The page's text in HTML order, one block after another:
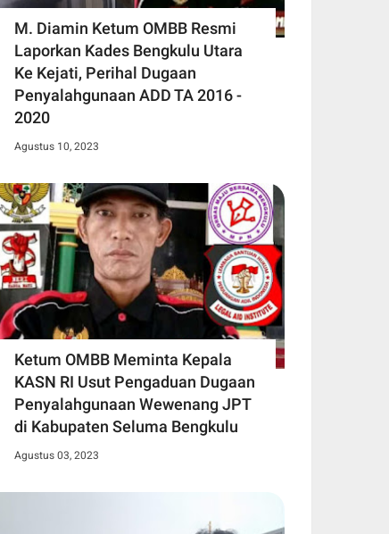
M. Diamin Ketum OMBB Resmi
Laporkan Kades Bengkulu Utara
Ke Kejati, Perihal Dugaan
Penyalahgunaan ADD TA 2016 -
2020
Agustus 10, 2023
Ketum OMBB Meminta Kepala
KASN RI Usut Pengaduan Dugaan
Penyalahgunaan Wewenang JPT
di Kabupaten Seluma Bengkulu
Agustus 03, 2023